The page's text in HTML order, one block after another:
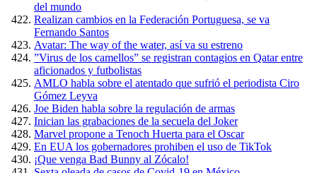
del mundo
Realizan cambios en la Federación Portuguesa, se va
Fernando Santos
Avatar: The way of the water, así va su estreno
”Virus de los camellos” se registran contagios en Qatar entre
aficionados y futbolistas
AMLO habla sobre el atentado que sufrió el periodista Ciro
Gómez Leyva
Joe Biden habla sobre la regulación de armas
Inician las grabaciones de la secuela del Joker
Marvel propone a Tenoch Huerta para el Oscar
En EUA los gobernadores prohiben el uso de TikTok
¡Que venga Bad Bunny al Zócalo!